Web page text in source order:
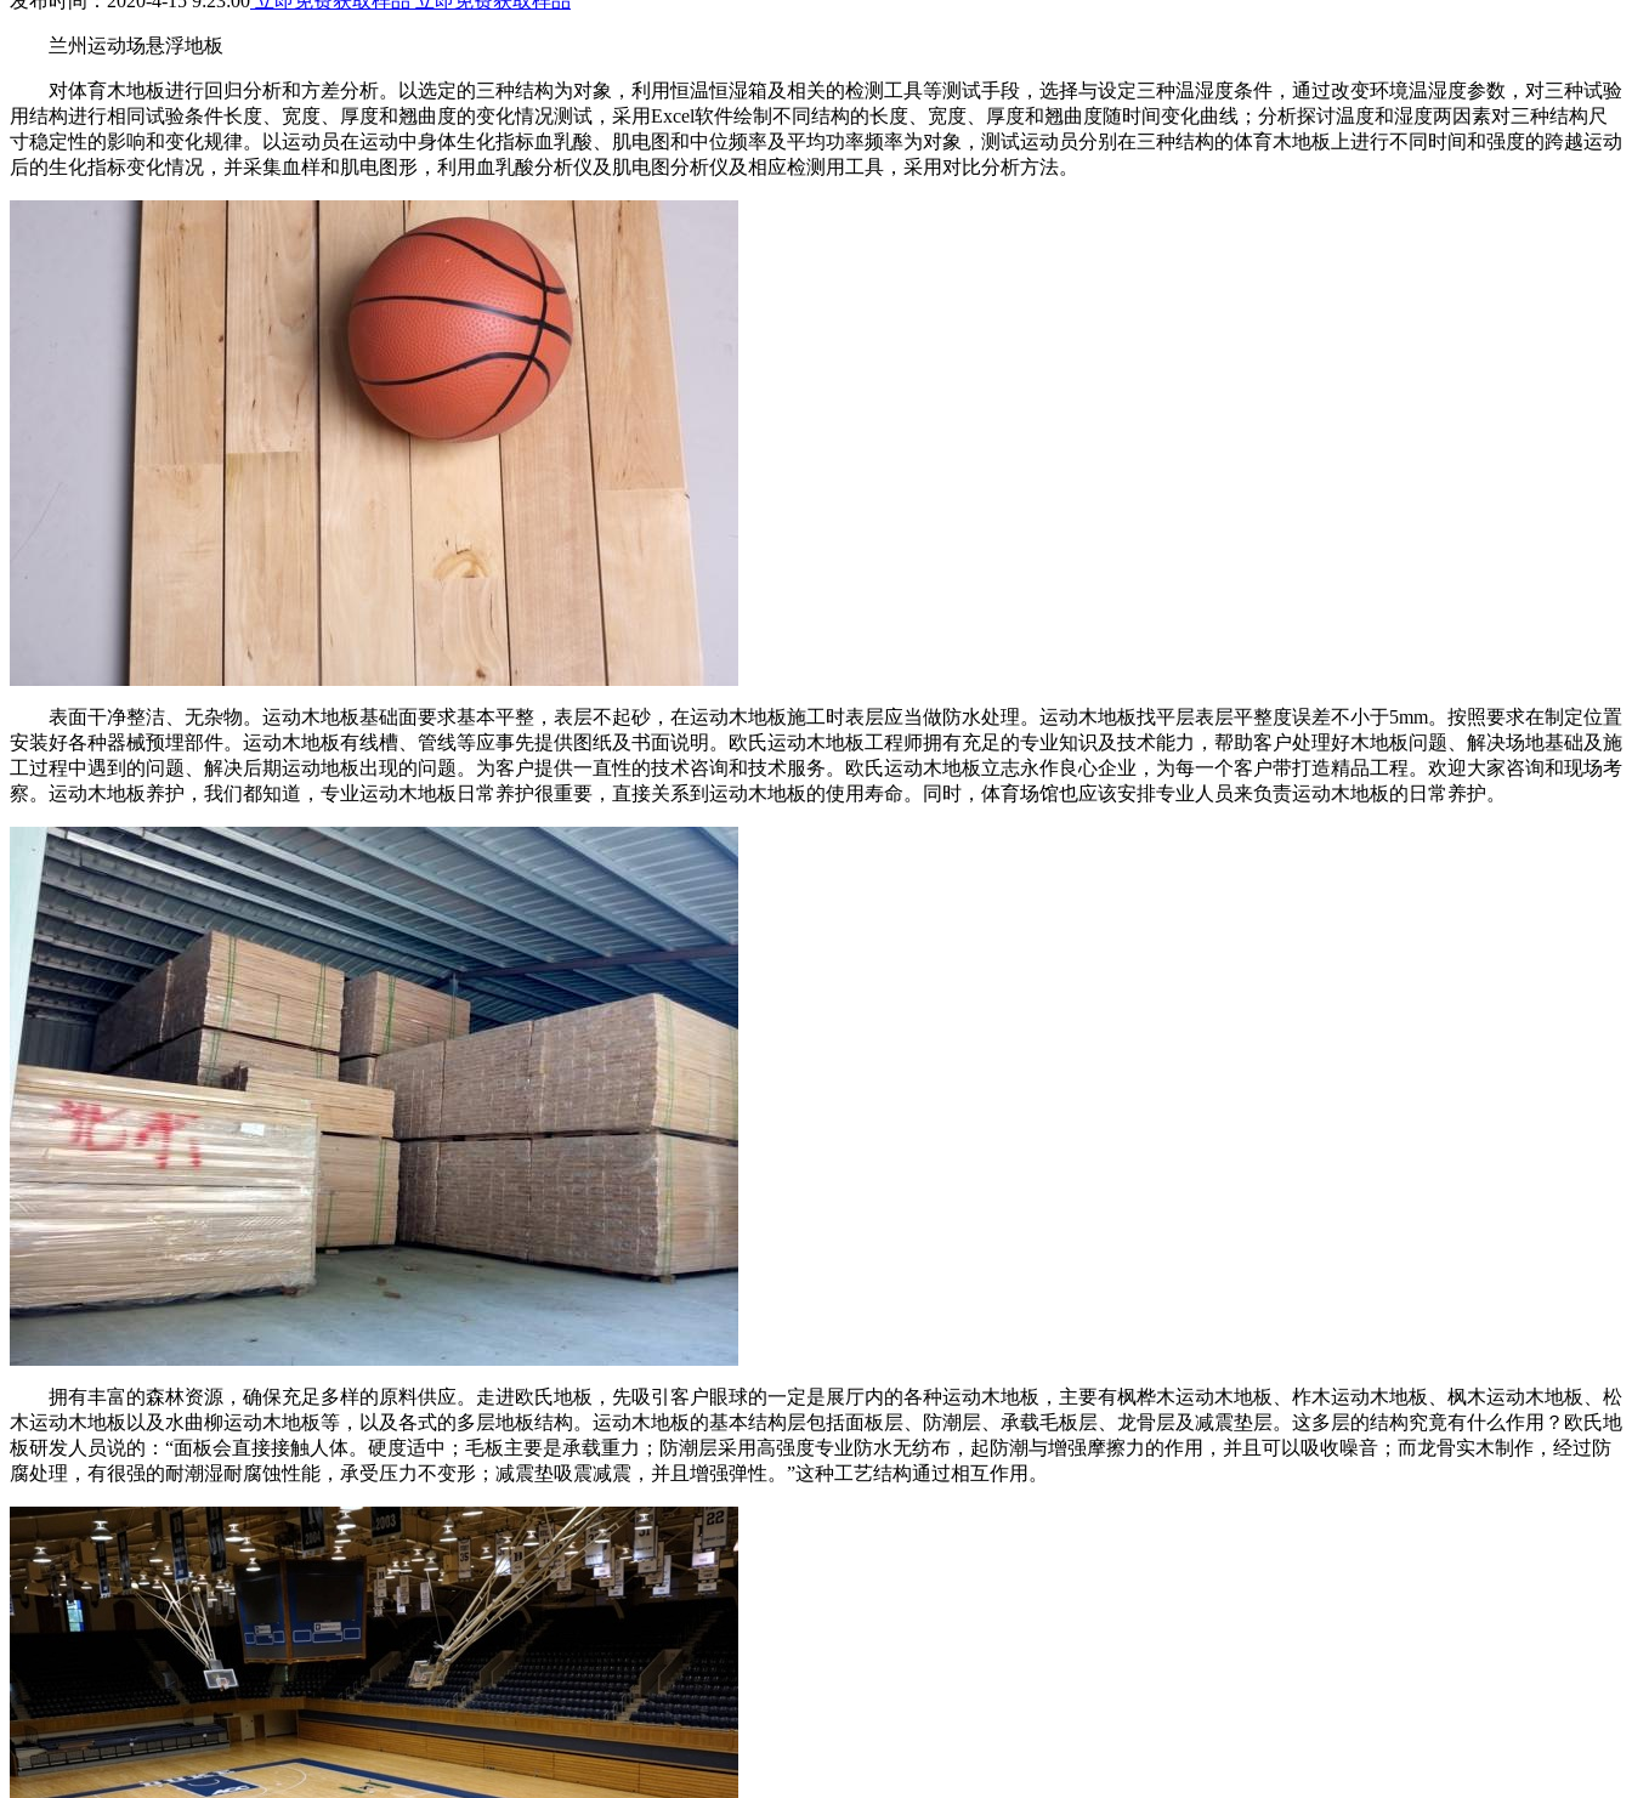
兰州运动场悬浮地板
对体育木地板进行回归分析和方差分析。以选定的三种结构为对象，利用恒温恒湿箱及相关的检测工具等测试手段，选择与设定三种温湿度条件，通过改变环境温湿度参数，对三种试验
用结构进行相同试验条件长度、宽度、厚度和翘曲度的变化情况测试，采用Excel软件绘制不同结构的长度、宽度、厚度和翘曲度随时间变化曲线；分析探讨温度和湿度两因素对三种结构尺
寸稳定性的影响和变化规律。以运动员在运动中身体生化指标血乳酸、肌电图和中位频率及平均功率频率为对象，测试运动员分别在三种结构的体育木地板上进行不同时间和强度的跨越运动
后的生化指标变化情况，并采集血样和肌电图形，利用血乳酸分析仪及肌电图分析仪及相应检测用工具，采用对比分析方法。
表面干净整洁、无杂物。运动木地板基础面要求基本平整，表层不起砂，在运动木地板施工时表层应当做防水处理。运动木地板找平层表层平整度误差不小于5mm。按照要求在制定位置
安装好各种器械预埋部件。运动木地板有线槽、管线等应事先提供图纸及书面说明。欧氏运动木地板工程师拥有充足的专业知识及技术能力，帮助客户处理好木地板问题、解决场地基础及施
工过程中遇到的问题、解决后期运动地板出现的问题。为客户提供一直性的技术咨询和技术服务。欧氏运动木地板立志永作良心企业，为每一个客户带打造精品工程。欢迎大家咨询和现场考
察。运动木地板养护，我们都知道，专业运动木地板日常养护很重要，直接关系到运动木地板的使用寿命。同时，体育场馆也应该安排专业人员来负责运动木地板的日常养护。
拥有丰富的森林资源，确保充足多样的原料供应。走进欧氏地板，先吸引客户眼球的一定是展厅内的各种运动木地板，主要有枫桦木运动木地板、柞木运动木地板、枫木运动木地板、松
木运动木地板以及水曲柳运动木地板等，以及各式的多层地板结构。运动木地板的基本结构层包括面板层、防潮层、承载毛板层、龙骨层及减震垫层。这多层的结构究竟有什么作用？欧氏地
板研发人员说的：“面板会直接接触人体。硬度适中；毛板主要是承载重力；防潮层采用高强度专业防水无纺布，起防潮与增强摩擦力的作用，并且可以吸收噪音；而龙骨实木制作，经过防
腐处理，有很强的耐潮湿耐腐蚀性能，承受压力不变形；减震垫吸震减震，并且增强弹性。”这种工艺结构通过相互作用。